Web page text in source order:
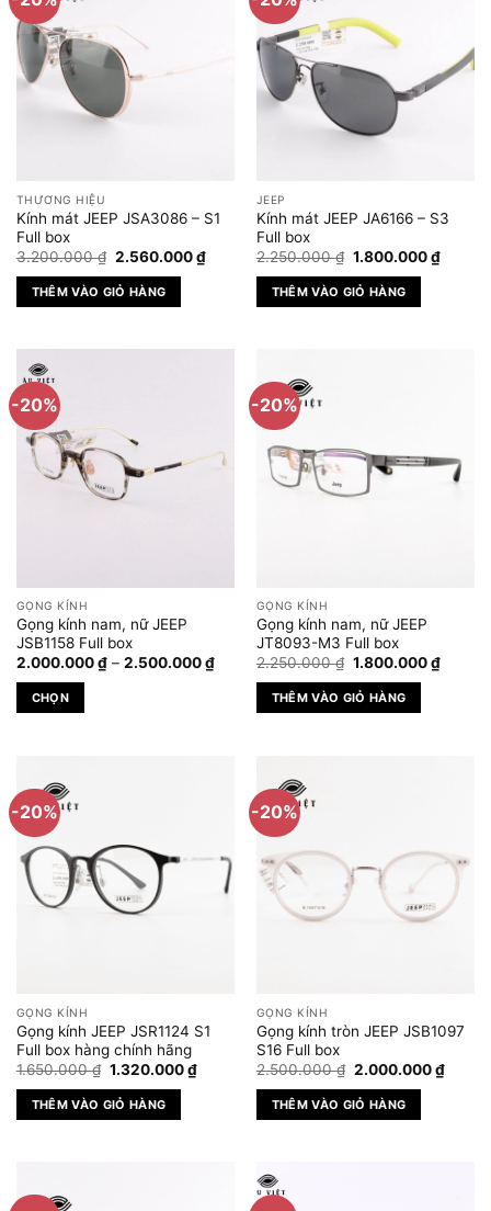
biến
thể.
Các
tùy
chọn
trên
trang
sản
phẩm
THƯƠNG HIỆU
Kính mát JEEP JSA3086 – S1
Full box
3.200.000₫ Giá
là:
3.200.000 ₫.
2.560.000₫Giá
hiện
2.560.000 ₫.
THÊM VÀO GIỎ HÀNG
JEEP
Kính mát JEEP JA6166 – S3
Full box
2.250.000₫ Giá
là:
2.250.000 ₫.
1.800.000₫Giá
hiện
THÊM VÀO GIỎ HÀNG
-20%
GỌNG KÍNH
Gọng kính nam, nữ JEEP
JSB1158 Full box
2.000.000₫ – 2.500.000₫Khoảng
giá:
2.000.000 ₫
CHỌN
có
nhiều
biến
thể.
Các
chọn
trên
trang
sản
phẩm
-20%
GỌNG KÍNH
Gọng kính nam, nữ JEEP
JT8093-M3 Full box
2.250.000₫ Giá
là:
2.250.000 ₫.
1.800.000₫Giá
hiện
THÊM VÀO GIỎ HÀNG
-20%
GỌNG KÍNH
Gọng kính JEEP JSR1124 S1
Full box hàng chính hãng
1.650.000₫ Giá
là:
1.650.000 ₫.
1.320.000₫Giá
hiện
1.320.000 ₫.
THÊM VÀO GIỎ HÀNG
-20%
GỌNG KÍNH
Gọng kính tròn JEEP JSB1097
S16 Full box
2.500.000₫ Giá
là:
2.500.000 ₫.
2.000.000₫Giá
hiện
THÊM VÀO GIỎ HÀNG